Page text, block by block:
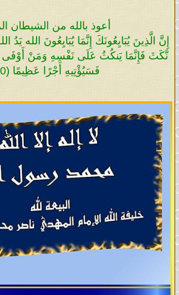
أعوذ بالله من الشيطان
إِنَّ الَّذِينَ يُبَايِعُونَكَ إِنَّمَا يُبَايِعُونَ الله يَدُ
نَّكَثَ فَإِنَّمَا يَنكُثُ عَلَى نَفْسِهِ وَمَنْ أَوْفَى
فَسَيُؤْتِيهِ أَجْرًا عَظِيمًا (10)